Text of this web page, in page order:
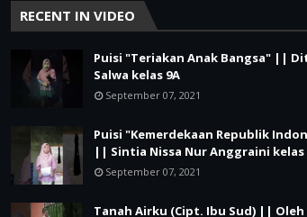
RECENT IN VIDEO
Puisi "Teriakan Anak Bangsa" ||
Salwa kelas 9A
September 07, 2021
Puisi "Kemerdekaan Republik
|| Sintia Nissa Nur Anggraini kelas
September 07, 2021
Tanah Airku (Cipt. Ibu Sud) || Oleh